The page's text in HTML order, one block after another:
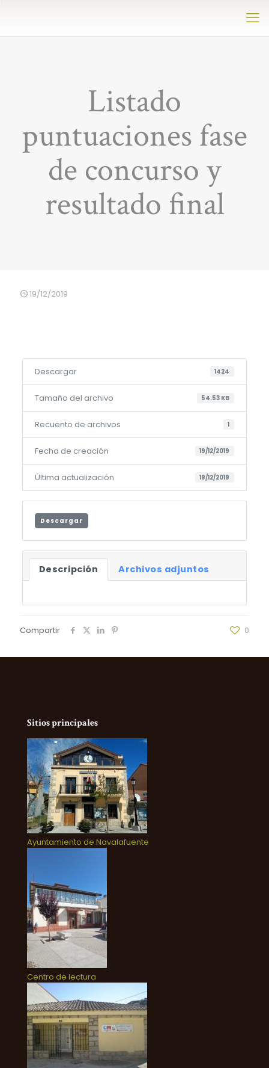
Listado
puntuaciones fase
de concurso y
resultado final
19/12/2019
Descargar 1424
Tamaño del archivo 54.53 KB
Recuento de archivos 1
Fecha de creación 19/12/2019
Última actualización 19/12/2019
Descargar
Descripción Archivos adjuntos
Compartir 0
Sitios principales
Ayuntamiento de Navalafuente
Centro de lectura